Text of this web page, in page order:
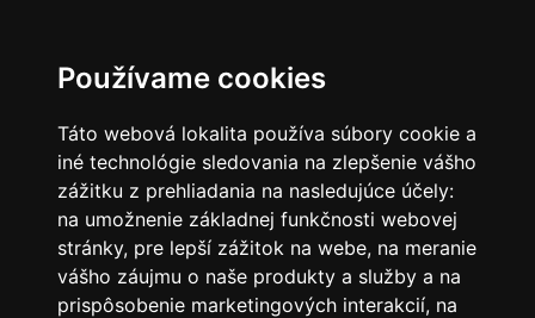
Používame cookies
Táto webová lokalita používa súbory cookie a
iné technológie sledovania na zlepšenie vášho
zážitku z prehliadania na nasledujúce účely:
na umožnenie základnej funkčnosti webovej
stránky, pre lepší zážitok na webe, na meranie
vášho záujmu o naše produkty a služby a na
prispôsobenie marketingových interakcií, na